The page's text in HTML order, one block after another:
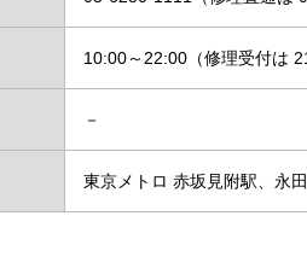
10:00～22:00（修理受付は
－
東京メトロ 赤坂見附駅、永